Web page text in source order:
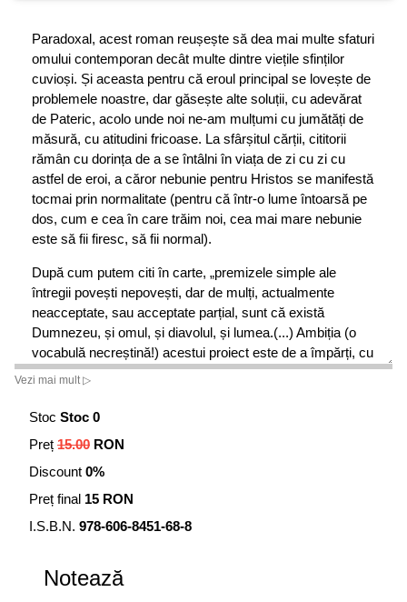
Paradoxal, acest roman reușește să dea mai multe sfaturi
omului contemporan decât multe dintre viețile sfinților
cuvioși. Și aceasta pentru că eroul principal se lovește de
problemele noastre, dar găsește alte soluții, cu adevărat
de Pateric, acolo unde noi ne-am mulțumi cu jumătăți de
măsură, cu atitudini fricoase. La sfârșitul cărții, cititorii
rămân cu dorința de a se întâlni în viața de zi cu zi cu
astfel de eroi, a căror nebunie pentru Hristos se manifestă
tocmai prin normalitate (pentru că într-o lume întoarsă pe
dos, cum e cea în care trăim noi, cea mai mare nebunie
este să fii firesc, să fii normal).
După cum putem citi în carte, „premizele simple ale
întregii povești nepovești, dar de mulți, actualmente
neacceptate, sau acceptate parțial, sunt că există
Dumnezeu, și omul, și diavolul, și lumea.(...) Ambiția (o
vocabulă necreștină!) acestui proiect este de a împărți, cu
oricine va avea răbdarea de a citi, măcar o fărâmă și
astfel de lumi. De a aduce, adică, mai aproape de
bucuriei de Dumnezeu, la fel de posibilă, actualmente,
precum odinioară și precum de aici înainte. Aceasta nu
este o lume ideală, și nici un univers ireal, iar cartea de
rânduri mai sus, o poveste nepoveste, despre oameni ca
Toate ideile, concepțiile și reacțiile sunt autentice, deși
Vezi mai mult ▷
Stoc Stoc 0
Preț 15.00 RON
Discount 0%
Preț final 15 RON
I.S.B.N. 978-606-8451-68-8
Notează